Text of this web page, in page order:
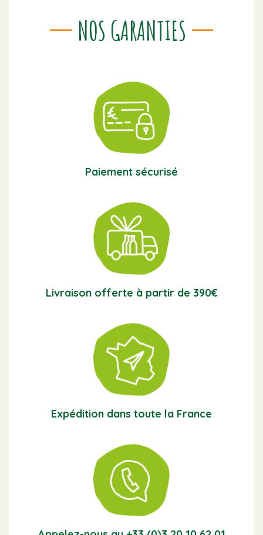
NOS GARANTIES
Paiement sécurisé
Livraison offerte à partir de 390€
Expédition dans toute la France